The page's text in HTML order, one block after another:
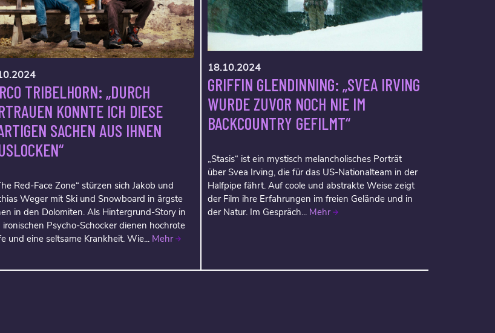
TRIBELHORN: „DURCH
KONNTE ICH DIESE
SACHEN AUS IHNEN
Red-Face Zone“ stürzen sich Jakob und
Weger mit Ski und Snowboard in ärgste
in den Dolomiten. Als Hintergrund-Story in
ironischen Psycho-Schocker dienen hochrote
und eine seltsame Krankheit. Wie... Mehr
18.10.2024
GRIFFIN GLENDINNING: „SVEA IRVING
WURDE ZUVOR NOCH NIE IM
BACKCOUNTRY GEFILMT“
„Stasis“ ist ein mystisch melancholisches Porträt
über Svea Irving, die für das US-Nationalteam in der
Halfpipe fährt. Auf coole und abstrakte Weise zeigt
der Film ihre Erfahrungen im freien Gelände und in
der Natur. Im Gespräch... Mehr